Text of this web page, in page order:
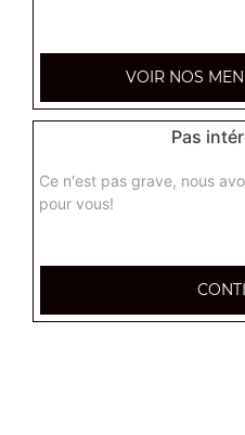
VOIR NOS
Pas
Ce n'est pas grave, nous
pour vous!